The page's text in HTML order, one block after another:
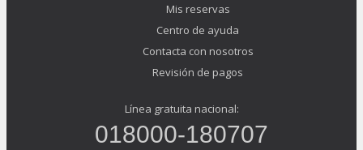
Mis reservas
Centro de ayuda
Contacta con nosotros
Revisión de pagos
Línea gratuita nacional:
018000-180707